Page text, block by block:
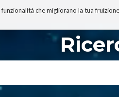
che migliorano la tua
TECNOBIBLIOGRAFIA I MIEI LIBRI